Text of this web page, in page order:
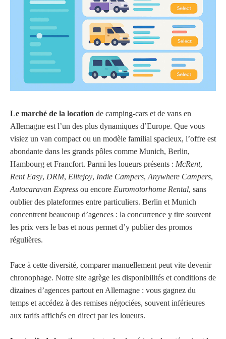
Le marché de la location de camping-cars et de vans en
Allemagne est l’un des plus dynamiques d’Europe. Que vous
visiez un van compact ou un modèle familial spacieux, l’offre est
abondante dans les grands pôles comme Munich, Berlin,
Hambourg et Francfort. Parmi les loueurs présents : McRent,
Rent Easy, DRM, Elitejoy, Indie Campers, Anywhere Campers,
Autocaravan Express ou encore Euromotorhome Rental, sans
oublier des plateformes entre particuliers. Berlin et Munich
concentrent beaucoup d’agences : la concurrence y tire souvent
les prix vers le bas et nous permet d’y publier des promos
régulières.
Face à cette diversité, comparer manuellement peut vite devenir
chronophage. Notre site agrège les disponibilités et conditions de
dizaines d’agences partout en Allemagne : vous gagnez du
temps et accédez à des remises négociées, souvent inférieures
aux tarifs affichés en direct par les loueurs.